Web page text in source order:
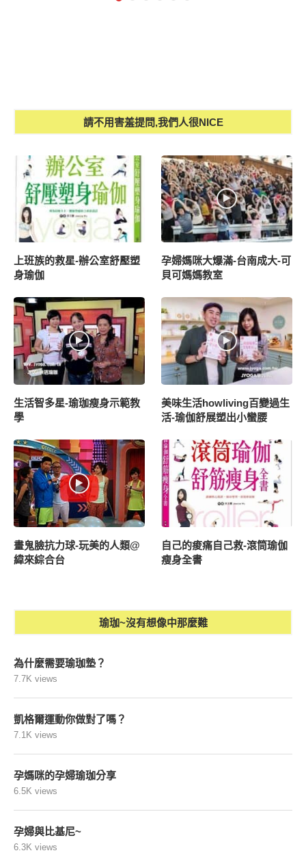
請不用害羞提問,我們人很NICE
上班族的救星-辦公室舒壓塑
身瑜伽
孕婦媽咪大爆滿-台南成大-可
貝可媽媽教室
生活智多星-瑜珈瘦身示範教
學
美味生活howliving百變過生
活-瑜伽舒展塑出小蠻腰
畫鬼臉抗力球-玩美的人類@
緯來綜合台
自己的痠痛自己救-滾筒瑜伽
瘦身全書
瑜珈~沒有想像中那麼難
為什麼需要瑜珈墊？
7.7K views
凱格爾運動你做對了嗎？
7.1K views
孕媽咪的孕婦瑜珈分享
6.5K views
孕婦與比基尼~
6.3K views